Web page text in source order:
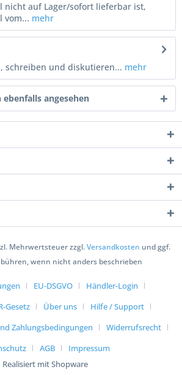
nicht auf Lager/sofort lieferbar ist,
vom... mehr
schreiben und diskutieren... mehr
angesehen
Mehrwertsteuer zzgl.Versandkosten und ggf.
wenn nicht anders beschrieben
EU-DSGVO
Händler-Login
Gesetz
Über uns
Hilfe / Support
Zahlungsbedingungen
Widerrufsrecht
AGB
Impressum
Realisiert mit Shopware